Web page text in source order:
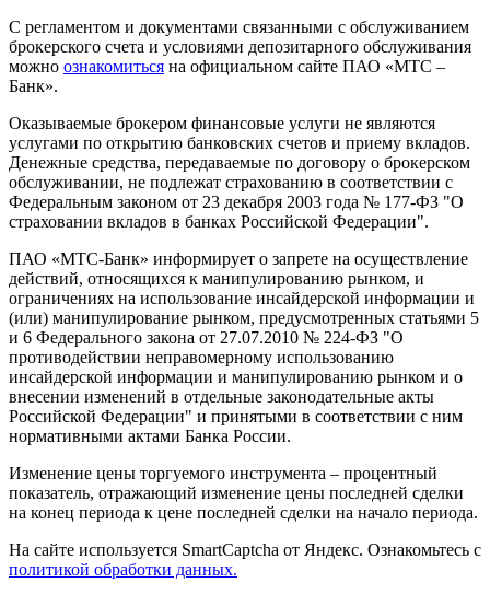
С регламентом и документами связанными с обслуживанием
брокерского счета и условиями депозитарного обслуживания
можно ознакомиться на официальном сайте ПАО «МТС –
Банк».
Оказываемые брокером финансовые услуги не являются
услугами по открытию банковских счетов и приему вкладов.
Денежные средства, передаваемые по договору о брокерском
обслуживании, не подлежат страхованию в соответствии с
Федеральным законом от 23 декабря 2003 года № 177-ФЗ "О
страховании вкладов в банках Российской Федерации".
ПАО «МТС-Банк» информирует о запрете на осуществление
действий, относящихся к манипулированию рынком, и
ограничениях на использование инсайдерской информации и
(или) манипулирование рынком, предусмотренных статьями 5
и 6 Федерального закона от 27.07.2010 № 224-ФЗ "О
противодействии неправомерному использованию
инсайдерской информации и манипулированию рынком и о
внесении изменений в отдельные законодательные акты
Российской Федерации" и принятыми в соответствии с ним
нормативными актами Банка России.
Изменение цены торгуемого инструмента – процентный
показатель, отражающий изменение цены последней сделки
на конец периода к цене последней сделки на начало периода.
На сайте используется SmartCaptcha от Яндекс. Ознакомьтесь с
политикой обработки данных.